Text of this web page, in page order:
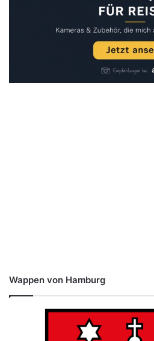
Wappen von Hamburg